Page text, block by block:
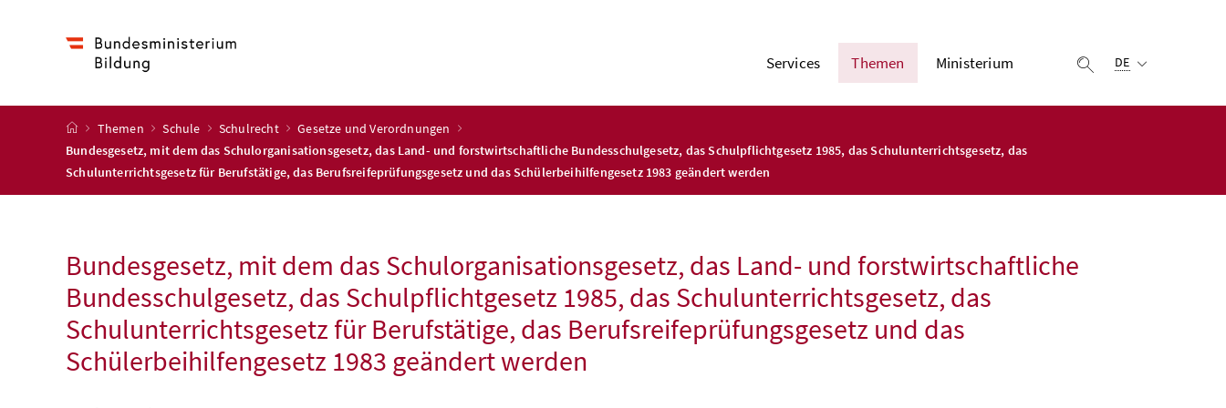
Services Themen Ministerium Suche einblenden
DE
Startseite
Themen Schule Schulrecht
Gesetze und Verordnungen
Bundesgesetz, mit dem das Schulorganisationsgesetz, das Land- und forstwirtschaftliche Bundesschulgesetz, das Schulpflichtgesetz 1985, das Schulunterrichtsgesetz, das
Schulunterrichtsgesetz für Berufstätige, das Berufsreifeprüfungsgesetz und das Schülerbeihilfengesetz 1983 geändert werden
Bundesgesetz, mit dem das Schulorganisationsgesetz, das Land- und forstwirtschaftliche
Bundesschulgesetz, das Schulpflichtgesetz 1985, das Schulunterrichtsgesetz, das
Schulunterrichtsgesetz für Berufstätige, das Berufsreifeprüfungsgesetz und das
Schülerbeihilfengesetz 1983 geändert werden